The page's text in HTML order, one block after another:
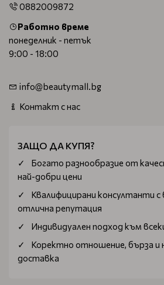
0882009872
Работно време
понеделник - петък
9:00 - 18:00
info@beautymall.bg
Контакт с нас
ЗАЩО ДА КУПЯ?
Богатo разнообразие от
най-добри цени
Квалифицирани консултанти
отлична репутация
Индивидуален подход към
Коректно отношение, бърза и
доставка